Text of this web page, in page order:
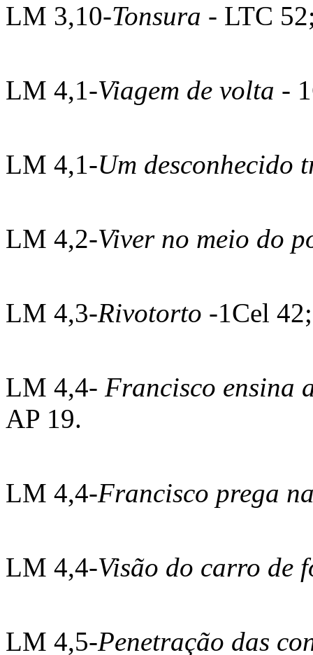
LM 3,10-Tonsura - LTC
LM 4,1-Viagem de volta -
LM 4,1-Um desconhecido
LM 4,2-Viver no meio do
LM 4,3-Rivotorto -1Cel
LM 4,4- Francisco ensina
AP 19.
LM 4,4-Francisco prega
LM 4,4-Visão do carro de
LM 4,5-Penetração das